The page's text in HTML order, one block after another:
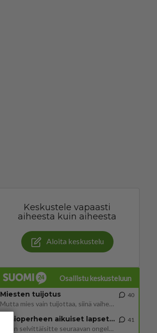
Keskustele vapaasti
aiheesta kuin aiheesta
Aloita keskustelu
Osallistu keskusteluun
Miesten tuijotus
Mutta mies vain tuijottaa, siinä vaiheessa käännän itse pään pois. Mikä juttu? Yleensä jos joku tuijottaa tai katsoo, hä
40
Uusioperheen aikuiset lapset tyhjentää jääkaapin käydessään
Miten selvittäisitte seuraavan ongelman, meillä on uusioperhe, minulla teini-ikäiset lapset ja puolisolla aikuiset, jotk
41